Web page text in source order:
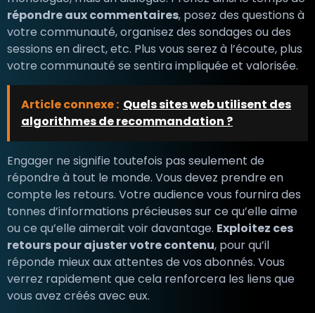
répondre aux commentaires, posez des questions à
votre communauté, organisez des sondages ou des
sessions en direct, etc. Plus vous serez à l’écoute, plus
votre communauté se sentira impliquée et valorisée.
Article connexe : Quels sites web utilisent des
algorithmes de recommandation ?
Engager ne signifie toutefois pas seulement de
répondre à tout le monde. Vous devez prendre en
compte les retours. Votre audience vous fournira des
tonnes d’informations précieuses sur ce qu’elle aime
ou ce qu’elle aimerait voir davantage. Exploitez ces
retours pour ajuster votre contenu, pour qu’il
réponde mieux aux attentes de vos abonnés. Vous
verrez rapidement que cela renforcera les liens que
vous avez créés avec eux.